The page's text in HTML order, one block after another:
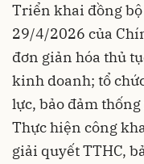
Triển khai đồng
29/4/2026 của
đơn giản hóa thủ
kinh doanh; tổ
lực, bảo đảm
Thực hiện công
giải quyết TTHC,